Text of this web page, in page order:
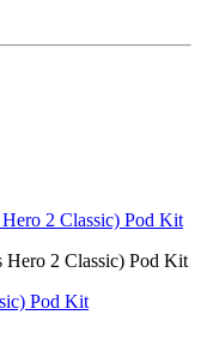
Hero 2 Classic) Pod Kit
Pod Kit